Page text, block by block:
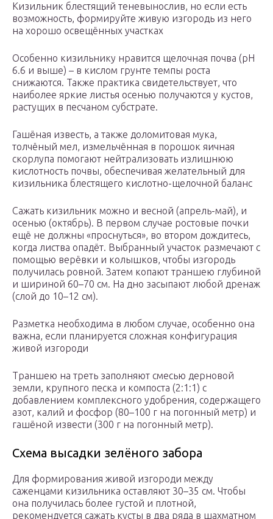
Кизильник блестящий теневынослив, но если есть
возможность, формируйте живую изгородь из него
на хорошо освещённых участках
Особенно кизильнику нравится щелочная почва (рН
6.6 и выше) – в кислом грунте темпы роста
снижаются. Также практика свидетельствует, что
наиболее яркие листья осенью получаются у кустов,
растущих в песчаном субстрате.
Гашёная известь, а также доломитовая мука,
толчёный мел, измельчённая в порошок яичная
скорлупа помогают нейтрализовать излишнюю
кислотность почвы, обеспечивая желательный для
кизильника блестящего кислотно-щелочной баланс
Сажать кизильник можно и весной (апрель-май), и
осенью (октябрь). В первом случае ростовые почки
ещё не должны «проснуться», во втором дождитесь,
когда листва опадёт. Выбранный участок размечают с
помощью верёвки и колышков, чтобы изгородь
получилась ровной. Затем копают траншею глубиной
и шириной 60–70 см. На дно засыпают любой дренаж
(слой до 10–12 см).
Разметка необходима в любом случае, особенно она
важна, если планируется сложная конфигурация
живой изгороди
Траншею на треть заполняют смесью дерновой
земли, крупного песка и компоста (2:1:1) с
добавлением комплексного удобрения, содержащего
азот, калий и фосфор (80–100 г на погонный метр) и
гашёной извести (300 г на погонный метр).
Схема высадки зелёного забора
Для формирования живой изгороди между
саженцами кизильника оставляют 30–35 см. Чтобы
она получилась более густой и плотной,
рекомендуется сажать кусты в два ряда в шахматном